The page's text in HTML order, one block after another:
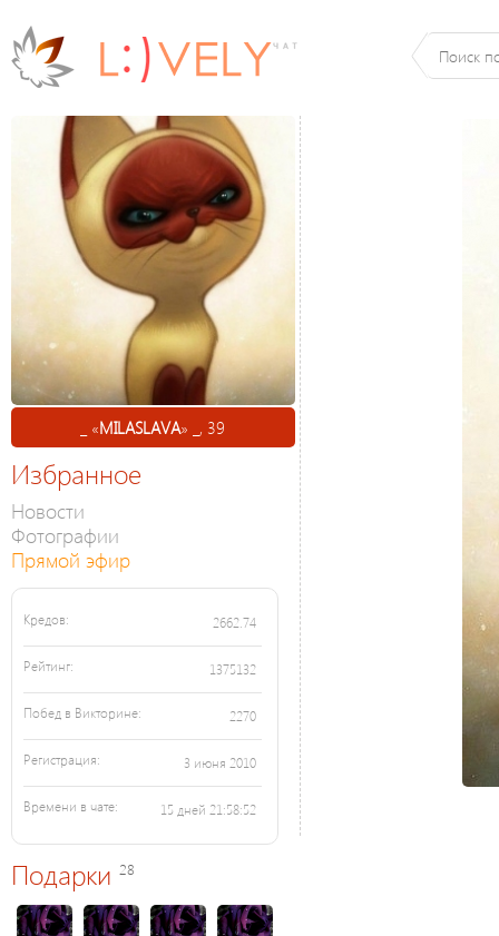
_ «MILASLAVA» _, 39
Избранное
Новости
Фотографии
Прямой эфир
Кредов: 2662.74
Рейтинг: 1375132
Побед в Викторине: 2270
Регистрация: 3 июня 2010
Времени в чате: 15 дней 21:58:52
Подарки 28